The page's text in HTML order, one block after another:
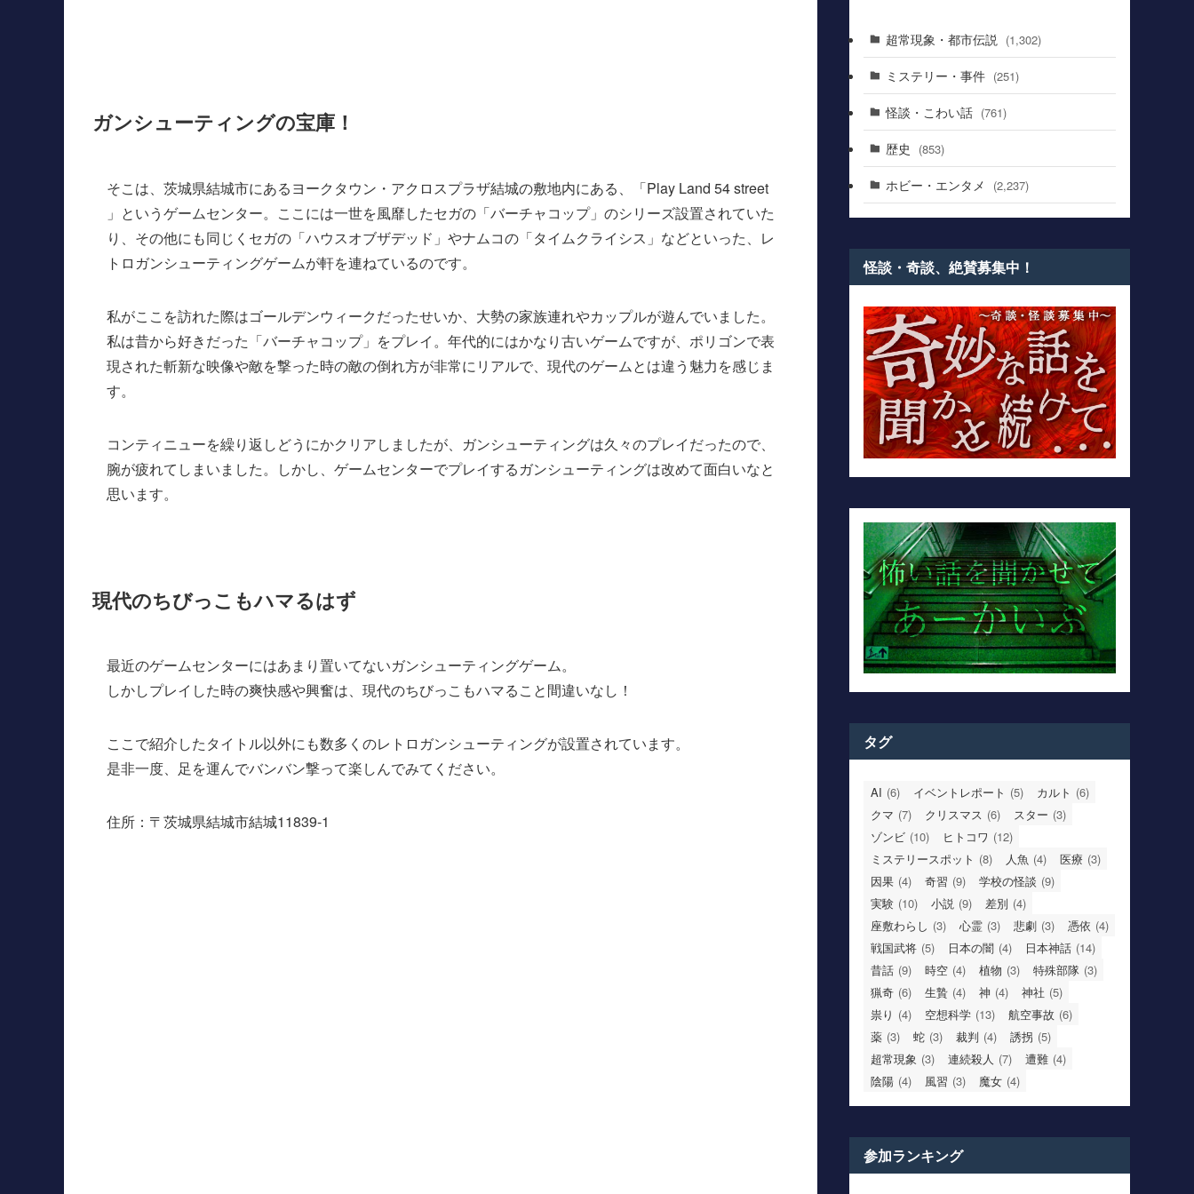
ガンシューティングの宝庫！
そこは、茨城県結城市にあるヨークタウン・アクロスプラザ結城の敷地内にある、「Play Land 54 street
」というゲームセンター。ここには一世を風靡したセガの「バーチャコップ」のシリーズ設置されていた
り、その他にも同じくセガの「ハウスオブザデッド」やナムコの「タイムクライシス」などといった、レ
トロガンシューティングゲームが軒を連ねているのです。
私がここを訪れた際はゴールデンウィークだったせいか、大勢の家族連れやカップルが遊んでいました。
私は昔から好きだった「バーチャコップ」をプレイ。年代的にはかなり古いゲームですが、ポリゴンで表
現された斬新な映像や敵を撃った時の敵の倒れ方が非常にリアルで、現代のゲームとは違う魅力を感じま
す。
コンティニューを繰り返しどうにかクリアしましたが、ガンシューティングは久々のプレイだったので、
腕が疲れてしまいました。しかし、ゲームセンターでプレイするガンシューティングは改めて面白いなと
思います。
現代のちびっこもハマるはず
最近のゲームセンターにはあまり置いてないガンシューティングゲーム。
しかしプレイした時の爽快感や興奮は、現代のちびっこもハマること間違いなし！
ここで紹介したタイトル以外にも数多くのレトロガンシューティングが設置されています。
是非一度、足を運んでバンバン撃って楽しんでみてください。
住所：〒茨城県結城市結城11839-1
超常現象・都市伝説 (1,302)
ミステリー・事件 (251)
怪談・こわい話 (761)
歴史 (853)
ホビー・エンタメ (2,237)
怪談・奇談、絶賛募集中！
タグ
AI (6) イベントレポート (5) カルト (6)
クマ (7) クリスマス (6) スター (3)
ゾンビ (10) ヒトコワ (12)
ミステリースポット (8) 人魚 (4) 医療 (3)
因果 (4) 奇習 (9) 学校の怪談 (9)
実験 (10) 小説 (9) 差別 (4)
座敷わらし (3) 心霊 (3) 悲劇 (3) 憑依 (4)
戦国武将 (5) 日本の闇 (4) 日本神話 (14)
昔話 (9) 時空 (4) 植物 (3) 特殊部隊 (3)
猟奇 (6) 生贄 (4) 神 (4) 神社 (5)
祟り (4) 空想科学 (13) 航空事故 (6)
薬 (3) 蛇 (3) 裁判 (4) 誘拐 (5)
超常現象 (3) 連続殺人 (7) 遭難 (4)
陰陽 (4) 風習 (3) 魔女 (4)
参加ランキング